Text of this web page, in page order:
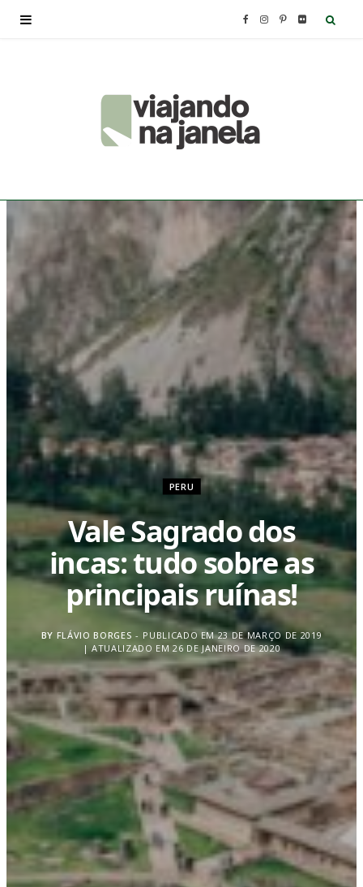
e
o
I
r
m
P
t
F
PERU
Vale Sagrado dos
incas: tudo sobre as
principais ruínas!
BY FLÁVIO BORGES
PUBLICADO EM 23 DE MARÇO DE 2019
| ATUALIZADO EM 26 DE JANEIRO DE 2020